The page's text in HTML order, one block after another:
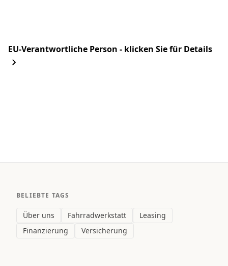
EU-Verantwortliche Person - klicken Sie für Details
BELIEBTE TAGS
Über uns Fahrradwerkstatt
Leasing
Finanzierung
Versicherung